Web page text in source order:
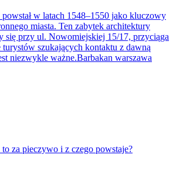
w latach 1548–1550 jako kluczowy
miasta. Ten zabytek architektury
się przy ul. Nowomiejskiej 15/17, przyciąga
turystów szukających kontaktu z dawną
niezwykle ważne.Barbakan warszawa
za pieczywo i z czego powstaje?